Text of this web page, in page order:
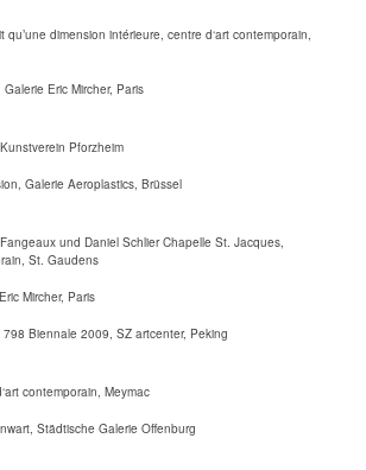
qu’une dimension intérieure, centre d‘art contemporain,
Eric Mircher, Paris
Pforzheim
Galerie Aeroplastics, Brüssel
und Daniel Schlier Chapelle St. Jacques,
St. Gaudens
Mircher, Paris
Biennale 2009, SZ artcenter, Peking
contemporain, Meymac
Städtische Galerie Offenburg